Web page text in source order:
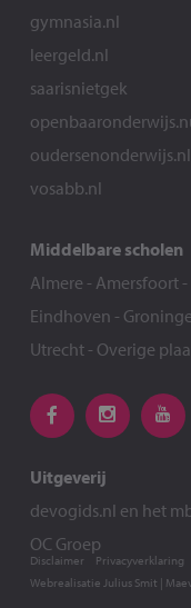
gymnasia.nl
leergeld.nl
saarisnietgek
oudersenonderwijs.nl
vosabb.nl
Middelbare scholen
Almere - Amersfoort-
Eindhoven -
Utrecht- Overige
Uitgeverij
devogids.nl en het
OC Groep
Webrealisatie Julius Smit |
Disclaimer Privacyverklaring